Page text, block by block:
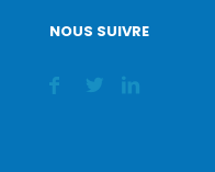
NOUS SUIVRE